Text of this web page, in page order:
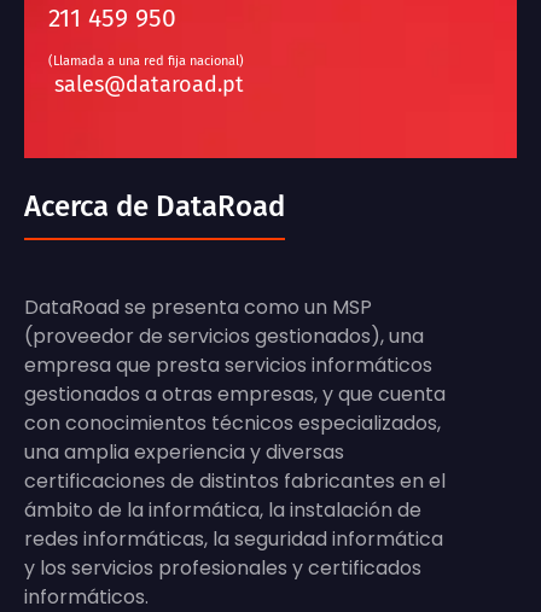
211 459 950
(Llamada a una red fija nacional)
sales@dataroad.pt
Acerca de DataRoad
DataRoad se presenta como un MSP
(proveedor de servicios gestionados), una
empresa que presta servicios informáticos
gestionados a otras empresas, y que cuenta
con conocimientos técnicos especializados,
una amplia experiencia y diversas
certificaciones de distintos fabricantes en el
ámbito de la informática, la instalación de
redes informáticas, la seguridad informática
y los servicios profesionales y certificados
informáticos.